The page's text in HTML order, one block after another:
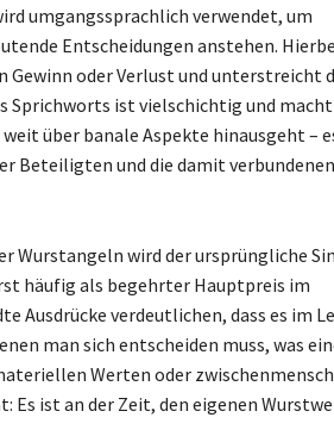
umgangssprachlich verwendet, um
Entscheidungen anstehen.
Gewinn oder Verlust und unterstreicht
Sprichworts ist vielschichtig und macht
über banale Aspekte hinausgeht –
Beteiligten und die damit verbundenen
Wurstangeln wird der ursprüngliche
häufig als begehrter Hauptpreis im
Ausdrücke verdeutlichen, dass es im
man sich entscheiden muss, was
Werten oder
ist an der Zeit, den eigenen